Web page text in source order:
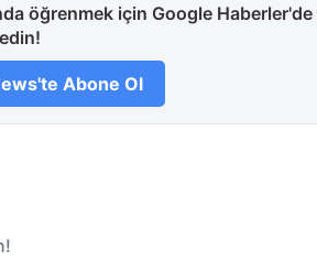
öğrenmek için Google
edin!
Abone Ol